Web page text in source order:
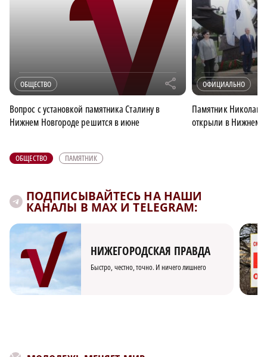
ОБЩЕСТВО r
Вопрос с установкой памятника Сталину в
Нижнем Новгороде решится в июне
ОФИЦИАЛЬНО
Памятник Николаю
открыли в Нижнем
ОБЩЕСТВО ПАМЯТНИК
ПОДПИСЫВАЙТЕСЬ НА НАШИ
КАНАЛЫ В MAX И TELEGRAM:
НИЖЕГОРОДСКАЯ ПРАВДА
Быстро, честно, точно. И ничего лишнего